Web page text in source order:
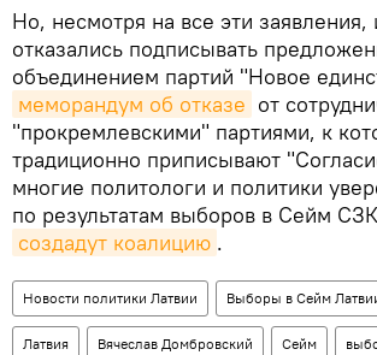
Но, несмотря на все эти
отказались подписывать
объединением партий "Новое
меморандум об отказе от
"прокремлевскими" партиями, к
традиционно приписывают
многие политологи и политики
по результатам выборов в Сейм
создадут коалицию .
Новости политики Латвии Выборы в Сейм
Латвия Вячеслав Домбровский Сейм